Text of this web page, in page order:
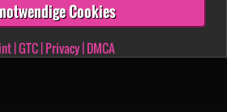
Cookies
|GTC|Privacy|DMCA